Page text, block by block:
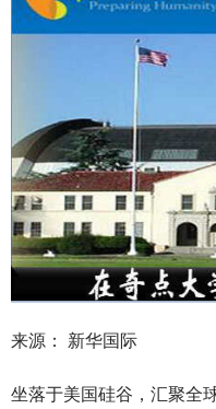
来源： 新华国际
坐落于美国硅谷，汇聚全